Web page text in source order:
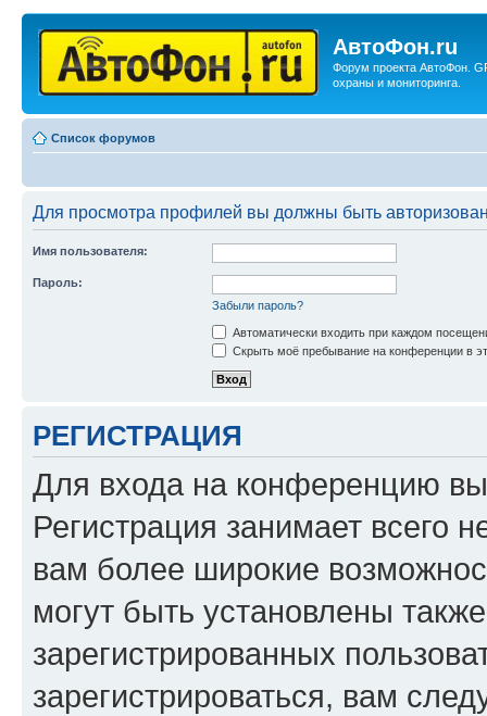
АвтоФон.ru
Форум проекта АвтоФон.
охраны и мониторинга.
Список форумов
Для просмотра профилей вы должны быть
Имя пользователя:
Пароль:
Забыли пароль?
Автоматически входить при каждом
Скрыть моё пребывание на конференции в
РЕГИСТРАЦИЯ
Для входа на конференцию
Регистрация занимает всего
вам более широкие
могут быть установлены
зарегистрированных
зарегистрироваться, вам